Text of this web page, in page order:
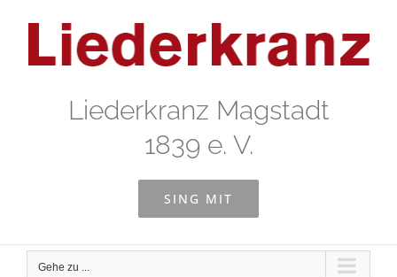
springen
Liederkranz Magstadt
1839 e. V.
SING MIT
Gehe zu ...